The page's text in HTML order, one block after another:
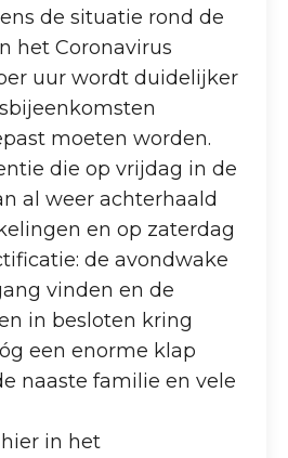
de situatie rond de
het Coronavirus
uur wordt duidelijker
moeten worden.
die op vrijdag in de
al weer achterhaald
en op zaterdag
de avondwake
vinden en de
in besloten kring
een enorme klap
naaste familie en vele
in het